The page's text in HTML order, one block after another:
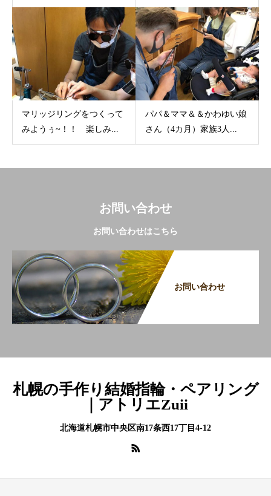
マリッジリングをつくって
みようぅ~！！ 楽しみ...
パパ＆ママ＆＆かわゆい娘
さん（4カ月）家族3人...
お問い合わせ
お問い合わせはこちら
お問い合わせ
札幌の手作り結婚指輪・ペアリング
｜アトリエZuii
北海道札幌市中央区南17条西17丁目4-12